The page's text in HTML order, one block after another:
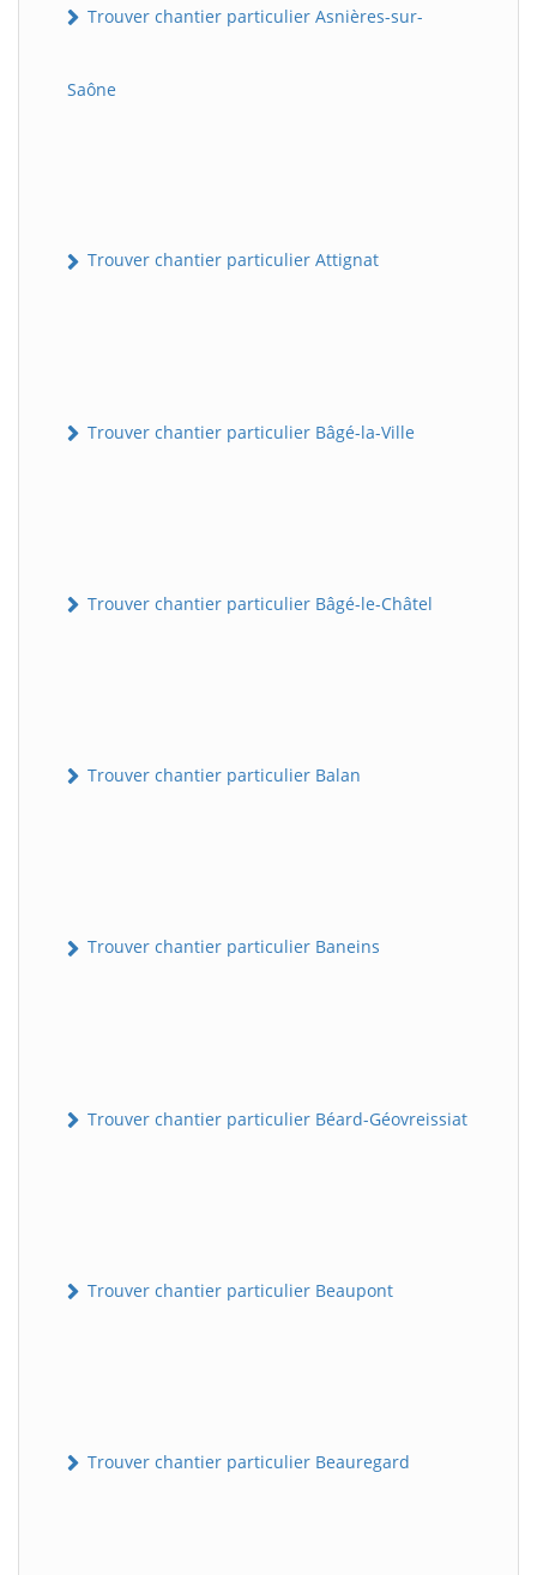
Trouver chantier particulier Asnières-sur-
Saône
Trouver chantier particulier Attignat
Trouver chantier particulier Bâgé-la-Ville
Trouver chantier particulier Bâgé-le-Châtel
Trouver chantier particulier Balan
Trouver chantier particulier Baneins
Trouver chantier particulier Béard-Géovreissiat
Trouver chantier particulier Beaupont
Trouver chantier particulier Beauregard